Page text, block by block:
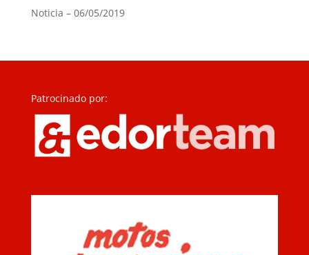
Noticia – 06/05/2019
Patrocinado por: